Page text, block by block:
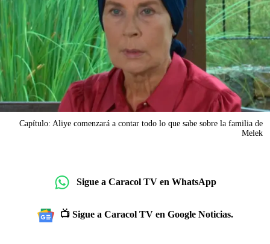
Capítulo: Aliye comenzará a contar todo lo que sabe sobre la familia de
Melek
Sigue a Caracol TV en WhatsApp
📺 Sigue a Caracol TV en Google Noticias.